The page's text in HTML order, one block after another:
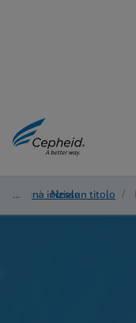
Pagina iniziale
/ Nessun titolo /